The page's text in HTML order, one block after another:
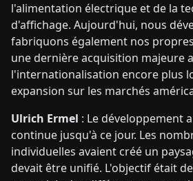
l'alimentation électrique et de la
d'affichage. Aujourd'hui, nous
fabriquons également nos
une dernière acquisition majeure
l'internationalisation encore plus
expansion sur les marchés
Ulrich Ermel : Le développement
continue jusqu'à ce jour. Les
individuelles avaient créé un
devait être unifié. L'objectif était